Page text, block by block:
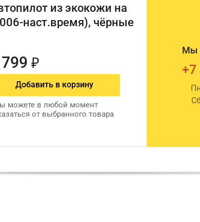
Мы
+7
из экокожи на
наст.время), чёрные
₽
Добавить в корзину
можете в любой момент
от выбранного товара